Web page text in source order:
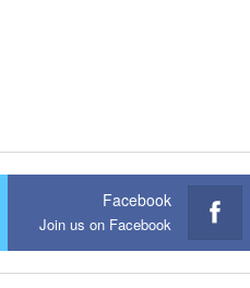
Facebook
Join us on Facebook